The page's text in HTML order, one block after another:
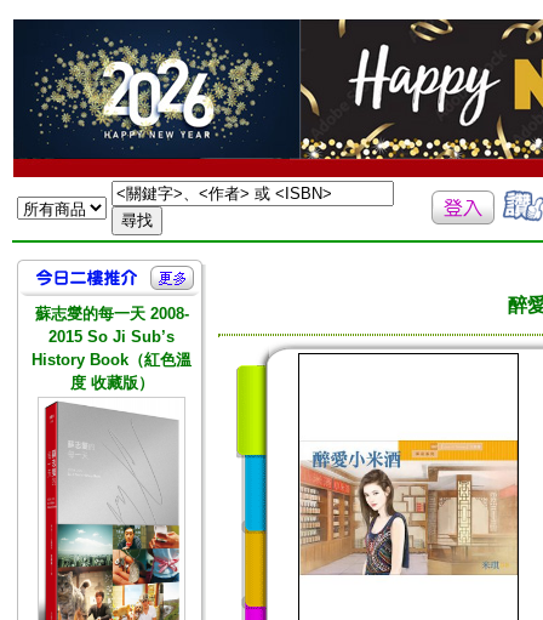
蘇志燮的每一天 2008-
2015 So Ji Sub’s
History Book（紅色溫
度 收藏版）
醉